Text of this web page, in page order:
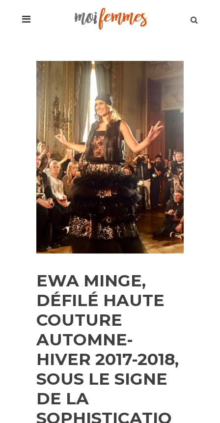
EWA MINGE,
DÉFILÉ HAUTE
COUTURE
AUTOMNE-
HIVER 2017-2018,
SOUS LE SIGNE
DE LA
SOPHISTICATIO